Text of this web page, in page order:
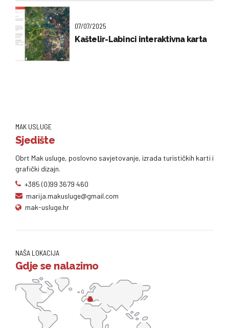
07/07/2025
Kaštelir-Labinci interaktivna karta
MAK USLUGE
Sjedište
Obrt Mak usluge, poslovno savjetovanje, izrada turističkih karti i
grafički dizajn.
+385 (0)99 3679 460
marija.makusluge@gmail.com
mak-usluge.hr
NAŠA LOKACIJA
Gdje se nalazimo